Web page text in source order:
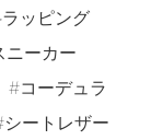
ッピング
ニーカー
コーデュラ
シートレザー